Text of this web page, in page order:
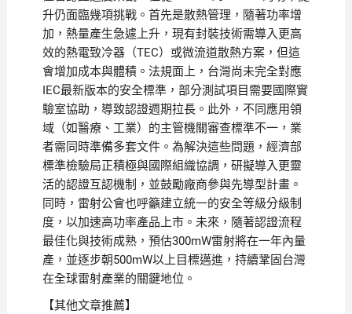
升仍面臨幾項挑戰。首先是散熱管理，隨著功率增
加，熱量產生急遽上升，現有封裝技術需導入更高
效的熱電致冷器（TEC）或微流道散熱方案，但這
會增加成本與體積。法規面上，台灣尚未完全對應
IEC最新版本的安全標準，部分測試項目需要國際實
驗室協助，導致認證週期拉長。此外，不同應用領
域（如醫療、工業）的主管機關審查標準不一，業
者需同時準備多套文件。為解決這些問題，經濟部
標準檢驗局正積極與國際組織協調，研擬導入更靈
活的認證互認機制，並鼓勵廠商參與先導型計畫。
同時，雷射公會也呼籲建立統一的安全等級分級制
度，以加速高功率產品上市。未來，隨著認證流程
最佳化與技術成熟，預估300mW雷射將在一年內量
產，並逐步朝500mW以上目標邁進，持續鞏固台灣
在全球雷射產業的關鍵地位。
【其他文章推薦】